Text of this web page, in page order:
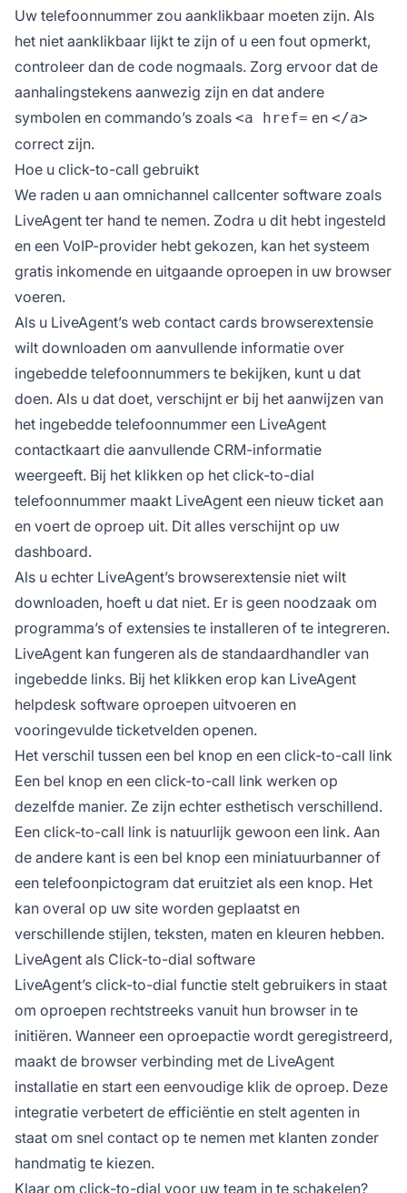
Uw telefoonnummer zou aanklikbaar moeten zijn. Als
het niet aanklikbaar lijkt te zijn of u een fout opmerkt,
controleer dan de code nogmaals. Zorg ervoor dat de
aanhalingstekens aanwezig zijn en dat andere
symbolen en commando’s zoals <a href= en </a>
correct zijn.
Hoe u click-to-call gebruikt
We raden u aan omnichannel callcenter software zoals
LiveAgent ter hand te nemen. Zodra u dit hebt ingesteld
en een VoIP-provider hebt gekozen, kan het systeem
gratis inkomende en uitgaande oproepen in uw browser
voeren.
Als u LiveAgent’s web contact cards browserextensie
wilt downloaden om aanvullende informatie over
ingebedde telefoonnummers te bekijken, kunt u dat
doen. Als u dat doet, verschijnt er bij het aanwijzen van
het ingebedde telefoonnummer een LiveAgent
contactkaart die aanvullende CRM-informatie
weergeeft. Bij het klikken op het click-to-dial
telefoonnummer maakt LiveAgent een nieuw ticket aan
en voert de oproep uit. Dit alles verschijnt op uw
dashboard.
Als u echter LiveAgent’s browserextensie niet wilt
downloaden, hoeft u dat niet. Er is geen noodzaak om
programma’s of extensies te installeren of te integreren.
LiveAgent kan fungeren als de standaardhandler van
ingebedde links. Bij het klikken erop kan LiveAgent
helpdesk software oproepen uitvoeren en
vooringevulde ticketvelden openen.
Het verschil tussen een bel knop en een click-to-call link
Een bel knop en een click-to-call link werken op
dezelfde manier. Ze zijn echter esthetisch verschillend.
Een click-to-call link is natuurlijk gewoon een link. Aan
de andere kant is een bel knop een miniatuurbanner of
een telefoonpictogram dat eruitziet als een knop. Het
kan overal op uw site worden geplaatst en
verschillende stijlen, teksten, maten en kleuren hebben.
LiveAgent als Click-to-dial software
LiveAgent’s click-to-dial functie stelt gebruikers in staat
om oproepen rechtstreeks vanuit hun browser in te
initiëren. Wanneer een oproepactie wordt geregistreerd,
maakt de browser verbinding met de LiveAgent
installatie en start een eenvoudige klik de oproep. Deze
integratie verbetert de efficiëntie en stelt agenten in
staat om snel contact op te nemen met klanten zonder
handmatig te kiezen.
Klaar om click-to-dial voor uw team in te schakelen?